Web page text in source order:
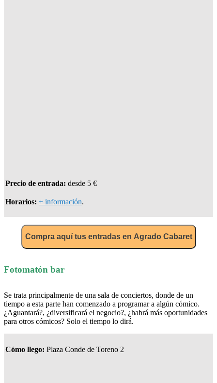
Precio de entrada:desde 5 €
Horarios:+ información.
Compra aquí tus entradas en Agrado Cabaret
Fotomatón bar
Se trata principalmente de una sala de conciertos, donde de un
tiempo a esta parte han comenzado a programar a algún cómico.
¿Aguantará?, ¿diversificará el negocio?, ¿habrá más oportunidades
para otros cómicos? Solo el tiempo lo dirá.
Cómo llego: Plaza Conde de Toreno 2